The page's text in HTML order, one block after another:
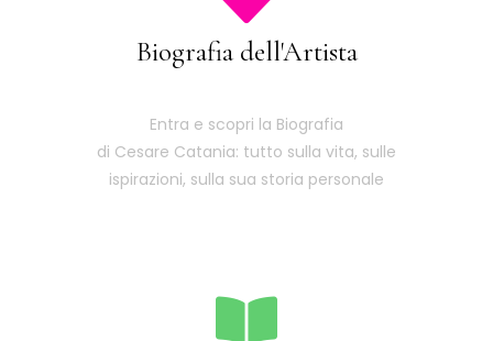
Biografia dell'Artista
Entra e scopri la Biografia
di Cesare Catania: tutto sulla vita, sulle
ispirazioni, sulla sua storia personale